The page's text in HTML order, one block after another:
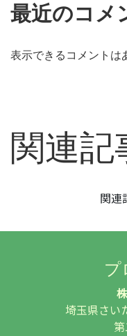
最近のコメ
表示できるコメントは
関連記
関連
プ
埼玉県さい